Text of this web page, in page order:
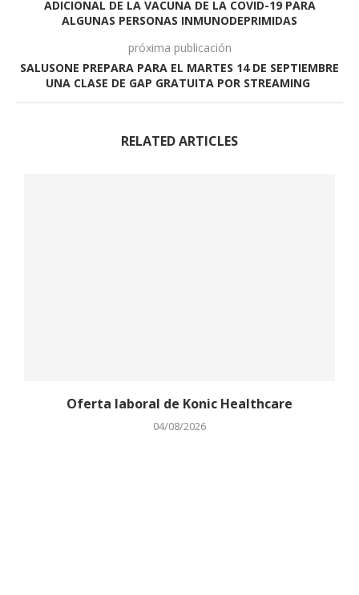
ADICIONAL DE LA VACUNA DE LA COVID-19 PARA
ALGUNAS PERSONAS INMUNODEPRIMIDAS
próxima publicación
SALUSONE PREPARA PARA EL MARTES 14 DE SEPTIEMBRE
UNA CLASE DE GAP GRATUITA POR STREAMING
RELATED ARTICLES
Oferta laboral de Konic Healthcare
04/08/2026